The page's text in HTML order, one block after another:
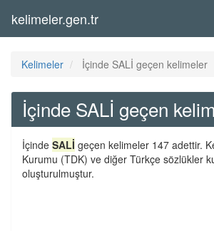
kelimeler.gen.tr
Kelimeler İçinde SALİ geçen kelimeler
İçinde SALİ geçen
İçinde SALİ geçen kelimeler 147 adettir.
Kurumu (TDK) ve diğer Türkçe sözlükler
oluşturulmuştur.